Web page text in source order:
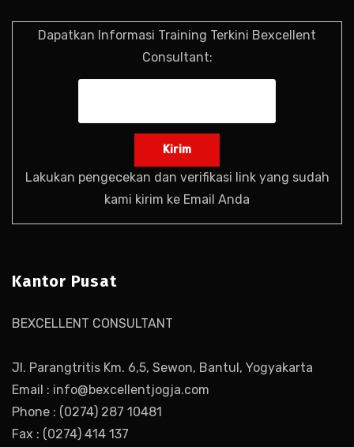
Dapatkan Informasi Training Terkini Bexcellent
Consultant:
Lakukan pengecekan dan verifikasi link yang sudah
kami kirim ke Email Anda
Kantor Pusat
BEXCELLENT CONSULTANT
Jl. Parangtritis Km. 6,5, Sewon, Bantul, Yogyakarta
Email : info@bexcellentjogja.com
Phone : (0274) 287 10481
Fax : (0274) 414 137